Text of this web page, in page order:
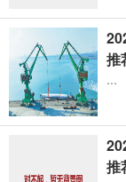
推
...
推